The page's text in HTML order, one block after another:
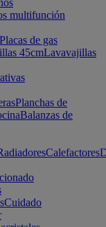
multifunción
Placas de gas
45cmLavavajillas
Planchas de
Balanzas de
Calefactores
Cuidado